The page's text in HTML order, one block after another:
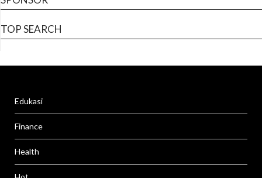
TOP SEARCH
Edukasi
Finance
Health